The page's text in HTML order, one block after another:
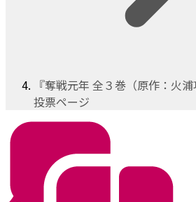
『奪戦元年 全３巻（原作：火
投票ページ